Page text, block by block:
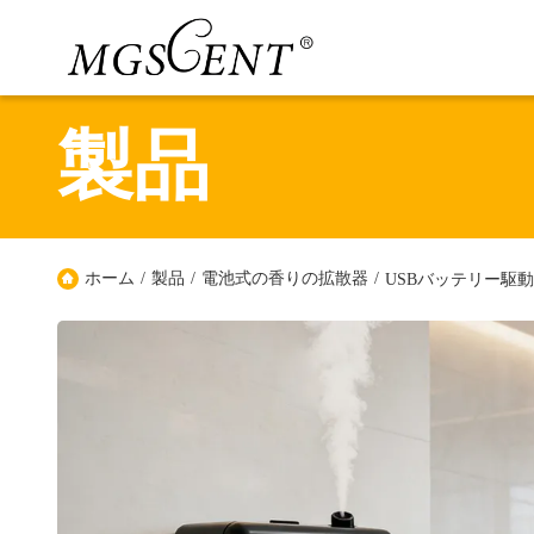
製品
ホーム / 製品 / 電池式の香りの拡散器 / USBバッテリー駆